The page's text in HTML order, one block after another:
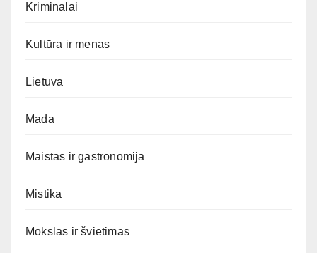
Kriminalai
Kultūra ir menas
Lietuva
Mada
Maistas ir gastronomija
Mistika
Mokslas ir švietimas